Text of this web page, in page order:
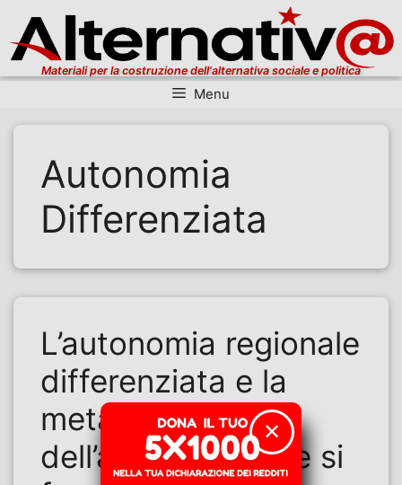
Materiali per la costruzione dell'alternativa sociale e politica
Menu
Autonomia
Differenziata
L’autonomia regionale
differenziata e la
metafora
dell’ascensore che si
✕